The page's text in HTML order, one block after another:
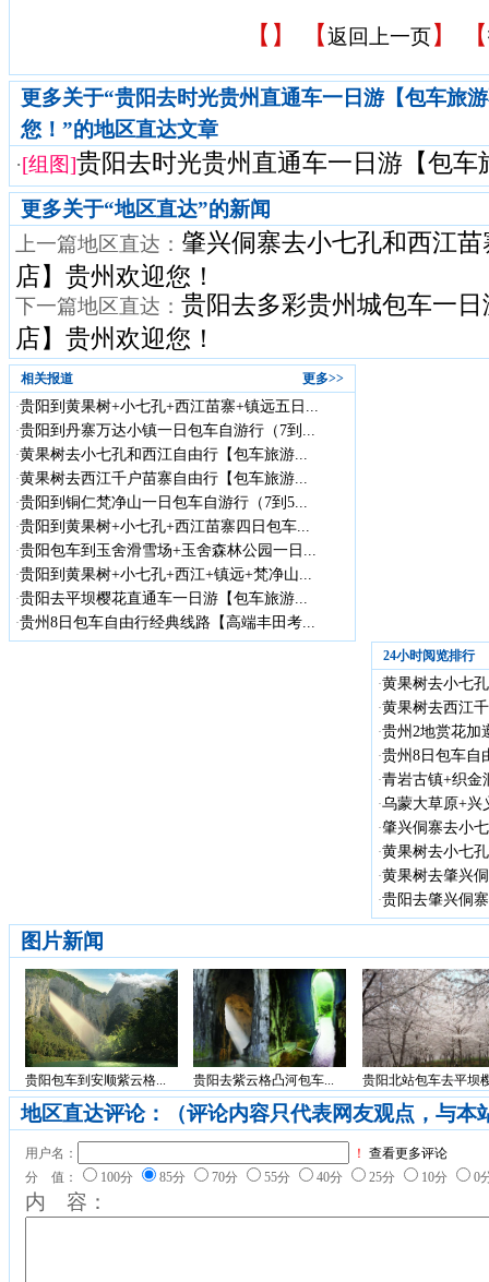
【 】 【返回上一页】 【
更多关于“贵阳去时光贵州直通车一日游【包车旅
您！”的地区直达文章
·[组图]贵阳去时光贵州直通车一日游【包车
更多关于“地区直达”的新闻
上一篇地区直达： 肇兴侗寨去小七孔和西江
店】贵州欢迎您！
下一篇地区直达： 贵阳去多彩贵州城包车一
店】贵州欢迎您！
更多>>
相关报道
·贵阳到黄果树+小七孔+西江苗寨+镇远五日...
·贵阳到丹寨万达小镇一日包车自游行（7到...
·黄果树去小七孔和西江自由行【包车旅游...
·黄果树去西江千户苗寨自由行【包车旅游...
·贵阳到铜仁梵净山一日包车自游行（7到5...
·贵阳到黄果树+小七孔+西江苗寨四日包车...
·贵阳包车到玉舍滑雪场+玉舍森林公园一日...
·贵阳到黄果树+小七孔+西江+镇远+梵净山...
·贵阳去平坝樱花直通车一日游【包车旅游...
·贵州8日包车自由行经典线路【高端丰田考...
24小时阅览排行
·黄果树去小七
·黄果树去西江
·贵州2地赏花加
·贵州8日包车自
·青岩古镇+织金
·乌蒙大草原+兴
·肇兴侗寨去小
·黄果树去小七
·黄果树去肇兴
·贵阳去肇兴侗
图片新闻
贵阳包车到安顺紫云格... 贵阳去紫云格凸河包车... 贵阳北站包车去平坝
地区直达评论：（评论内容只代表网友观点，与本
用户名： ！ 查看更多评论
分 值：
100分 85分 70分 55分 40分 25分 10分 0
内 容：